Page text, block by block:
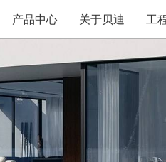
产品中心 关于贝迪 工